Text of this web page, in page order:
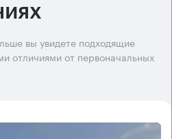
вы увидете подходящие
отличиями от первоначальных